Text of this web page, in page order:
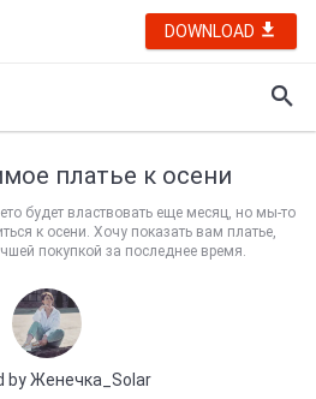
DOWNLOAD
платье к осени
будет властвовать еще месяц, но мы-то
к осени. Хочу показать вам платье,
покупкой за последнее время.
byЖенечка_Solar